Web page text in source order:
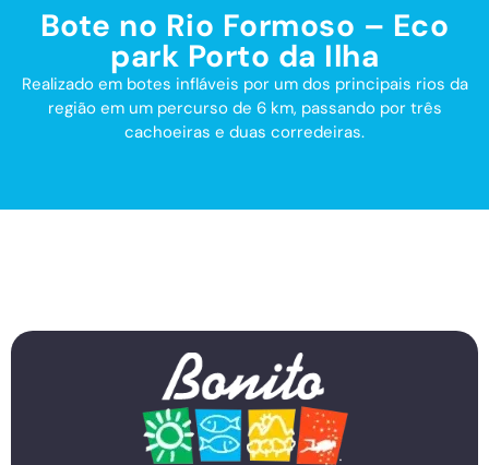
Bote no Rio Formoso – Eco
park Porto da Ilha
Realizado em botes infláveis por um dos principais rios da
região em um percurso de 6 km, passando por três
cachoeiras e duas corredeiras.